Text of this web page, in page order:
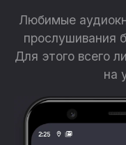
Любимые
прослушивания
Для этого всего
на